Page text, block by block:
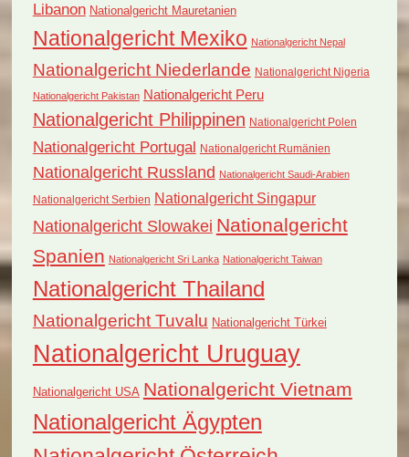
Libanon Nationalgericht Mauretanien
Nationalgericht Mexiko Nationalgericht Nepal
Nationalgericht Niederlande Nationalgericht Nigeria
Nationalgericht Pakistan Nationalgericht Peru
Nationalgericht Philippinen Nationalgericht Polen
Nationalgericht Portugal Nationalgericht Rumänien
Nationalgericht Russland Nationalgericht Saudi-Arabien
Nationalgericht Serbien Nationalgericht Singapur
Nationalgericht Slowakei Nationalgericht
Spanien Nationalgericht Sri Lanka Nationalgericht Taiwan
Nationalgericht Thailand
Nationalgericht Tuvalu Nationalgericht Türkei
Nationalgericht Uruguay
Nationalgericht USA Nationalgericht Vietnam
Nationalgericht Ägypten